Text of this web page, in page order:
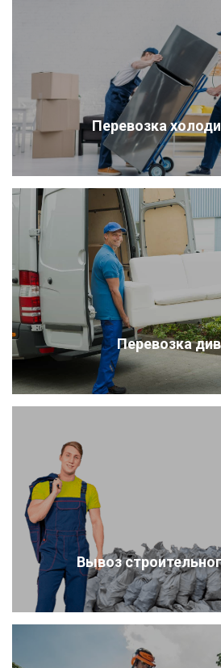
Перевозка
Перевозка
Вывоз